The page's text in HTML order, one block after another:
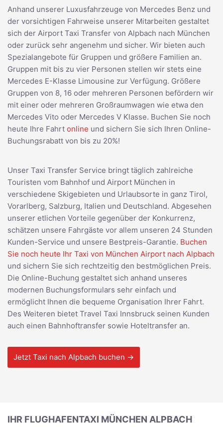
Anhand unserer Luxusfahrzeuge von Mercedes Benz und
der vorsichtigen Fahrweise unserer Mitarbeiten gestaltet
sich der Airport Taxi Transfer von Alpbach nach München
oder zurück sehr angenehm und sicher. Wir bieten auch
Spezialangebote für Gruppen und größere Familien an.
Gruppen mit bis zu vier Personen stellen wir stets eine
Mercedes E-Klasse Limousine zur Verfügung. Größere
Gruppen von 8, 16 oder mehreren Personen befördern wir
mit einer oder mehreren Großraumwagen wie etwa den
Mercedes Vito oder Mercedes V Klasse. Buchen Sie noch
heute Ihre Fahrt online und sichern Sie sich Ihren Online-
Buchungsrabatt von bis zu 20%!
Unser Taxi Transfer Service bringt täglich zahlreiche
Touristen vom Bahnhof und Airport München in
verschiedene Skigebieten und Urlaubsorte in ganz Tirol,
Vorarlberg, Salzburg, Italien und Deutschland. Abgesehen
unserer etlichen Vorteile gegenüber der Konkurrenz,
schätzen unsere Fahrgäste vor allem unseren 24 Stunden
Kunden-Service und unsere Bestpreis-Garantie. Buchen
Sie noch heute Ihr Taxi von München Airport nach Alpbach
und sichern Sie sich rechtzeitig den bestmöglichen Preis.
Die Online-Buchung gestaltet sich anhand unseres
modernen Buchungsformulars sehr einfach und
ermöglicht Ihnen die bequeme Organisation Ihrer Fahrt.
Des Weiteren bietet Travel Taxi Innsbruck seinen Kunden
auch einen Bahnhoftransfer sowie Hoteltransfer an.
Jetzt Taxi nach Alpbach buchen →
IHR FLUGHAFENTAXI MÜNCHEN ALPBACH